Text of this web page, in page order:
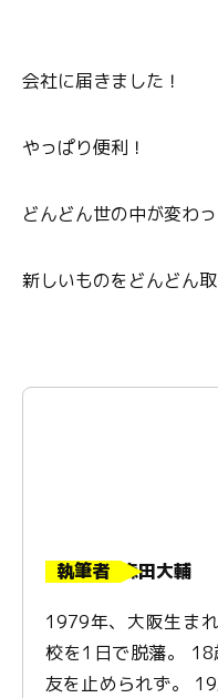
会社に届きました！
やっぱり便利！
どんどん世の中が変わ
新しいものをどんどん
執筆者 森田大輔
1979年、大阪生ま
校を1日で脱藩。
友を止められず。